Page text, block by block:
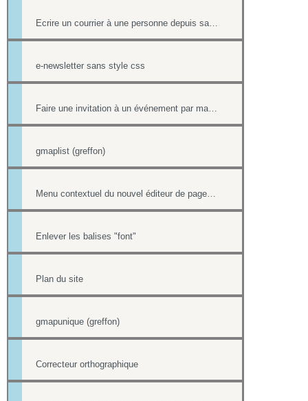
e-newsletter sans style css
gmaplist (greffon)
Enlever les balises "font"
Plan du site
gmapunique (greffon)
Correcteur orthographique